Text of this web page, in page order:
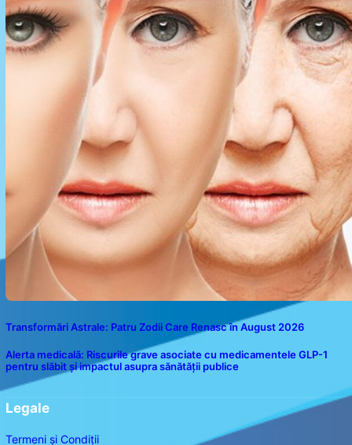
Transformări Astrale: Patru Zodii Care Renasc în August 2026
Alerta medicală: Riscurile grave asociate cu medicamentele GLP-1
pentru slăbit și impactul asupra sănătății publice
Legale
Termeni și Condiții